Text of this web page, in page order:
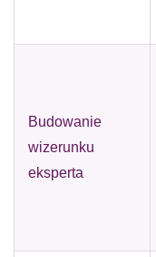
Budowanie
wizerunku
eksperta